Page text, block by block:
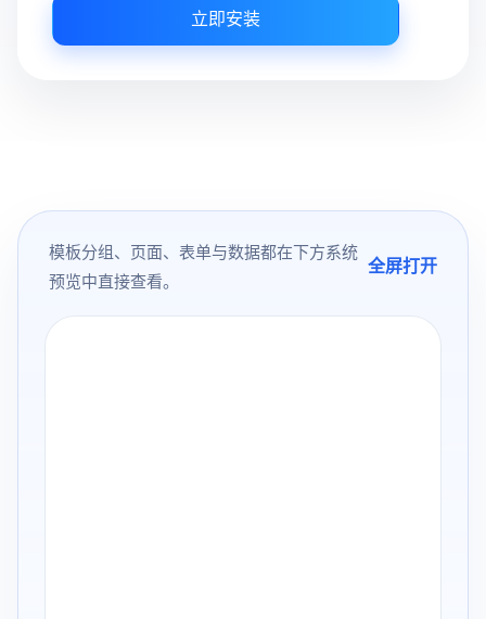
立即安装
模板分组、页面、表单与数据都在下方系统
预览中直接查看。
全屏打开